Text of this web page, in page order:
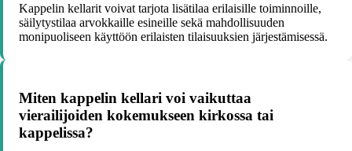
Kappelin kellarit voivat tarjota lisätilaa erilaisille toiminnoille,
säilytystilaa arvokkaille esineille sekä mahdollisuuden
monipuoliseen käyttöön erilaisten tilaisuuksien järjestämisessä.
Miten kappelin kellari voi vaikuttaa
vierailijoiden kokemukseen kirkossa tai
kappelissa?